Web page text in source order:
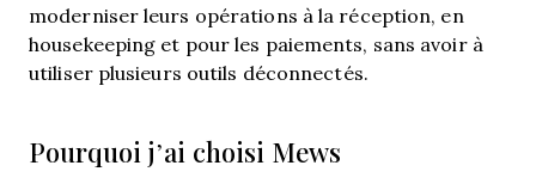
moderniser leurs opérations à la réception, en
housekeeping et pour les paiements, sans avoir à
utiliser plusieurs outils déconnectés.
Pourquoi j’ai choisi Mews